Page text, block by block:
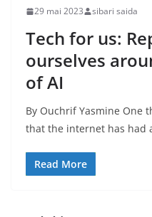
29 mai 2023 sibari saida
Tech for us:
ourselves
of AI
By Ouchrif Yasmine One
that the internet has had
Read More